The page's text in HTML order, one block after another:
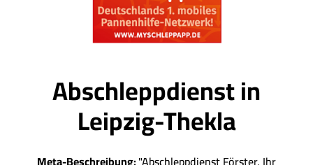
Abschleppdienst in
Leipzig-Thekla